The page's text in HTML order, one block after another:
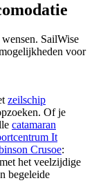
SailWise
voor
zeilschip
Of je
catamaran
It
Crusoe:
het veelzijdige
begeleide